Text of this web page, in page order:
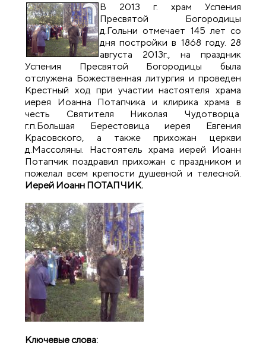
В 2013 г. храм Успения
Пресвятой Богородицы
д.Гольни отмечает 145 лет со
дня постройки в 1868 году. 28
августа 2013г., на праздник
Успения Пресвятой Богородицы была
отслужена Божественная литургия и проведен
Крестный ход при участии настоятеля храма
иерея Иоанна Потапчика и клирика храма в
честь Святителя Николая Чудотворца
г.п.Большая Берестовица иерея Евгения
Красовского, а также прихожан церкви
д.Массоляны. Настоятель храма иерей Иоанн
Потапчик поздравил прихожан с праздником и
пожелал всем крепости душевной и телесной.
Иерей Иоанн ПОТАПЧИК.
Ключевые слова: